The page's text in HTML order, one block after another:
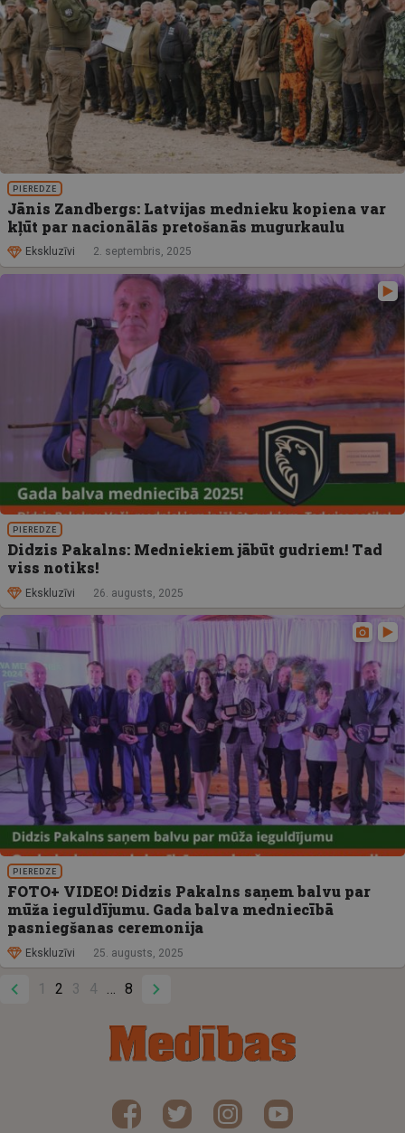
PIEREDZE
Jānis Zandbergs: Latvijas mednieku kopiena var
kļūt par nacionālās pretošanās mugurkaulu
Ekskluzīvi 2. septembris, 2025
PIEREDZE
Didzis Pakalns: Medniekiem jābūt gudriem! Tad
viss notiks!
Ekskluzīvi 26. augusts, 2025
PIEREDZE
FOTO+ VIDEO! Didzis Pakalns saņem balvu par
mūža ieguldījumu. Gada balva medniecībā
pasniegšanas ceremonija
Ekskluzīvi 25. augusts, 2025
1 2 3 4 8